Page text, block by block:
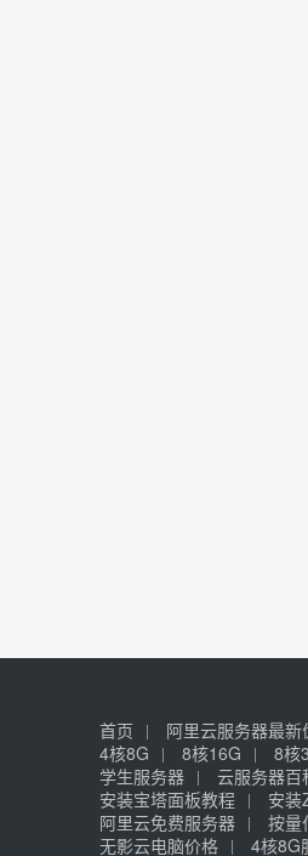
首页 阿里云服务器最新
4核8G
8核16G 8核
学生服务器
云服务器百
安装宝塔面板教程
安装
阿里云免费服务器
按量
无影云电脑价格
4核8G